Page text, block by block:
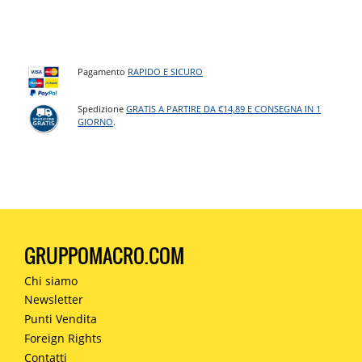
Pagamento RAPIDO E SICURO
SpedizioneGRATIS A PARTIRE DA €14,89 E CONSEGNA IN 1
GIORNO.
GRUPPOMACRO.COM
Chi siamo
Newsletter
Punti Vendita
Foreign Rights
Contatti